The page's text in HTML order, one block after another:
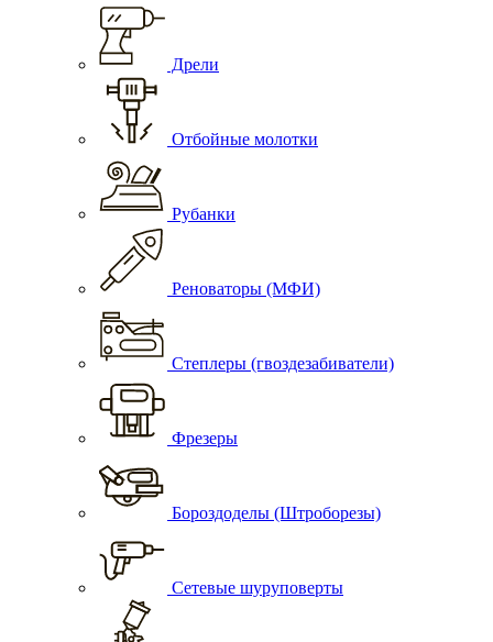
Дрели
Отбойные молотки
Рубанки
Реноваторы (МФИ)
Степлеры (гвоздезабиватели)
Фрезеры
Бороздоделы (Штроборезы)
Сетевые шуруповерты